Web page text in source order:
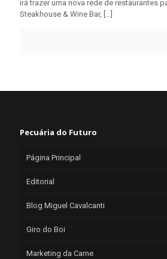
irá trazer uma nova rede de restaurantes
Steakhouse & Wine Bar, […]
Pecuária do Futuro
Página Principal
Editorial
Blog Miguel Cavalcanti
Giro do Boi
Marketing da Carne